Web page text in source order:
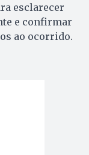
esclarecer
e confirmar
ao ocorrido.